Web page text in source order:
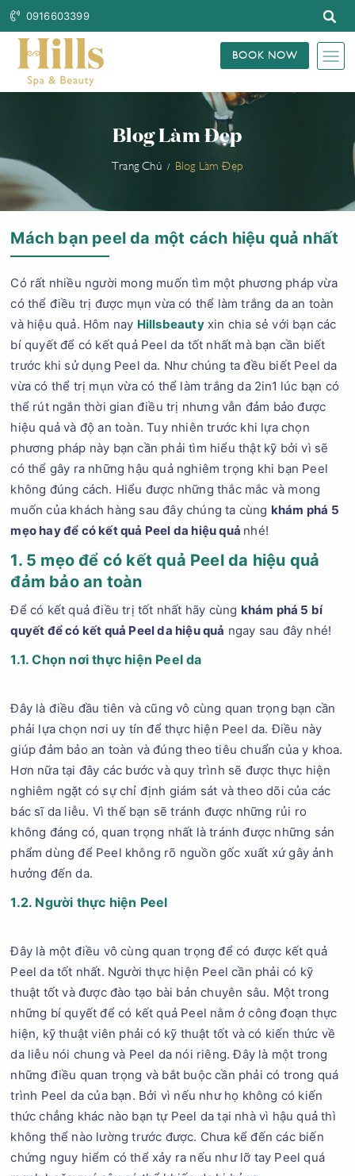
0916603399
BOOK NOW
Blog Làm Đẹp
Trang Chủ Blog Làm Đẹp
Mách bạn peel da một cách hiệu quả nhất
Có rất nhiều người mong muốn tìm một phương pháp vừa
có thể điều trị được mụn vừa có thể làm trắng da an toàn
và hiệu quả. Hôm nay Hillsbeautyxin chia sẻ với bạn các
bí quyết để có kết quả Peel da tốt nhất mà bạn cần biết
trước khi sử dụng Peel da. Như chúng ta đều biết Peel da
vừa có thể trị mụn vừa có thể làm trắng da 2in1 lúc bạn có
thể rút ngắn thời gian điều trị nhưng vẫn đảm bảo được
hiệu quả và độ an toàn. Tuy nhiên trước khi lựa chọn
phương pháp này bạn cần phải tìm hiểu thật kỹ bởi vì sẽ
có thể gây ra những hậu quả nghiêm trọng khi bạn Peel
không đúng cách. Hiểu được những thắc mắc và mong
muốn của khách hàng sau đây chúng ta cùng khám phá 5
mẹo hay để có kết quả Peel da hiệu quả nhé!
1. 5 mẹo để có kết quả Peel da hiệu quả
đảm bảo an toàn
Để có kết quả điều trị tốt nhất hãy cùng khám phá 5 bí
quyết để có kết quả Peel da hiệu quả ngay sau đây nhé!
1.1. Chọn nơi thực hiện Peel da
Đây là điều đầu tiên và cũng vô cùng quan trọng bạn cần
phải lựa chọn nơi uy tín để thực hiện Peel da. Điều này
giúp đảm bảo an toàn và đúng theo tiêu chuẩn của y khoa.
Hơn nữa tại đây các bước và quy trình sẽ được thực hiện
nghiêm ngặt có sự chỉ định giám sát và theo dõi của các
bác sĩ da liễu. Vì thế bạn sẽ tránh được những rủi ro
không đáng có, quan trọng nhất là tránh được những sản
phẩm dùng để Peel không rõ nguồn gốc xuất xứ gây ảnh
hưởng đến da.
1.2. Người thực hiện Peel
Đây là một điều vô cùng quan trọng để có được kết quả
Peel da tốt nhất. Người thực hiện Peel cần phải có kỹ
thuật tốt và được đào tạo bài bản chuyên sâu. Một trong
những bí quyết để có kết quả Peel nằm ở công đoạn thực
hiện, kỹ thuật viên phải có kỹ thuật tốt và có kiến thức về
da liễu nói chung và Peel da nói riêng. Đây là một trong
những điều quan trọng và bắt buộc cần phải có trong quá
trình Peel da của bạn. Bởi vì nếu như họ không có kiến
thức chẳng khác nào bạn tự Peel da tại nhà vì hậu quả thì
không thể nào lường trước được. Chưa kể đến các biến
chứng nguy hiểm có thể xảy ra nếu như lỡ tay Peel quá